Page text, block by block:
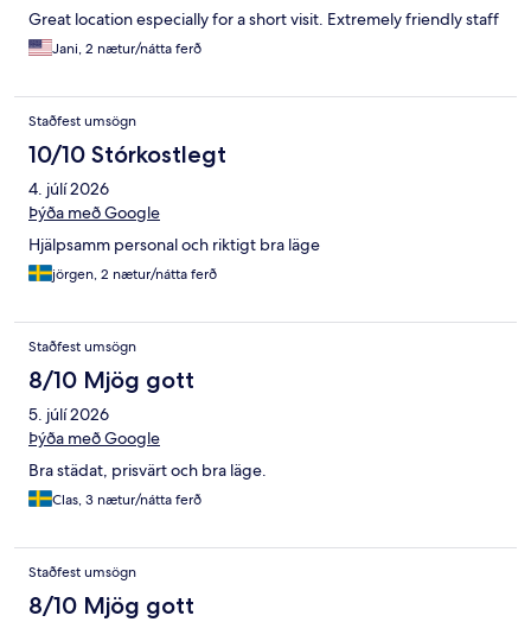
Great location especially for a short visit. Extremely friendly staff
Jani, 2 nætur/nátta ferð
Staðfest umsögn
10/10 Stórkostlegt
4. júlí 2026
Þýða með Google
Hjälpsamm personal och riktigt bra läge
jörgen, 2 nætur/nátta ferð
Staðfest umsögn
8/10 Mjög gott
5. júlí 2026
Þýða með Google
Bra städat, prisvärt och bra läge.
Clas, 3 nætur/nátta ferð
Staðfest umsögn
8/10 Mjög gott